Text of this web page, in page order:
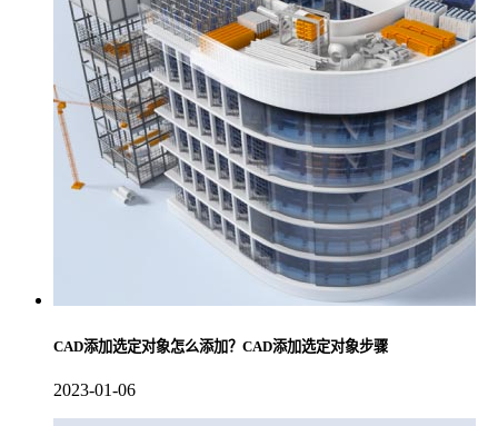
CAD添加选定对象怎么添加？CAD添加选定对象步骤
2023-01-06